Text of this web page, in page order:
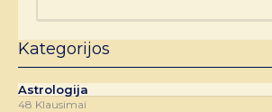
Kategorijos
Astrologija
48 Klausimai